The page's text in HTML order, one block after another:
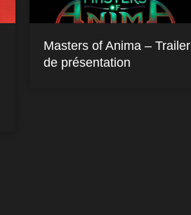
Masters of Anima – Trailer
de présentation